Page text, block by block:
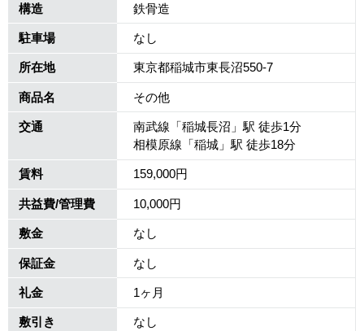
賃料 159,000円
共益費/管理費 10,000円
敷金 なし
保証金 なし
礼金 1ヶ月
敷引き なし
構造 鉄骨造
駐車場 なし
所在地 東京都稲城市東長沼550-7
商品名 その他
交通
南武線「稲城長沼」駅 徒歩1分
相模原線「稲城」駅 徒歩18分